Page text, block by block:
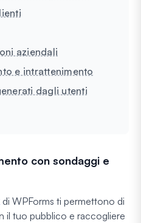
aziendali
e intrattenimento
dagli utenti
con sondaggi e
di WPForms ti permettono di
il tuo pubblico e raccogliere